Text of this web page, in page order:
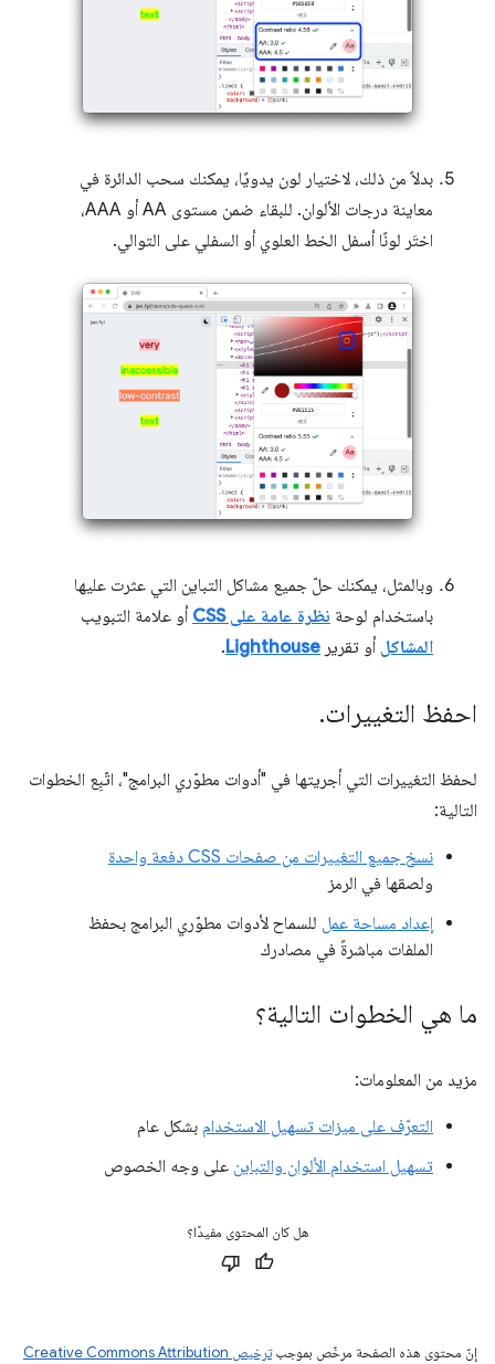
بدلاً من ذلك، لاختيار لون يدويًا، يمكنك سحب الدائرة في
معاينة درجات الألوان. للبقاء ضمن مستوى AA أو AAA،
اختَر لونًا أسفل الخط العلوي أو السفلي على التوالي.
وبالمثل، يمكنك حلّ جميع مشاكل التباين التي عثرت عليها
باستخدام لوحة نظرة عامة على CSS
أو علامة التبويب
المشاكل أو تقرير Lighthouse
.
احفظ التغييرات.
لحفظ التغييرات التي أجريتها في "أدوات مطوّري البرامج"، اتّبِع الخطوات
التالية:
نسخ جميع التغييرات من صفحات CSS دفعة واحدة
ولصقها في الرمز
إعداد مساحة عمل للسماح لأدوات مطوّري البرامج بحفظ
الملفات مباشرةً في مصادرك
ما هي الخطوات التالية؟
مزيد من المعلومات:
التعرّف على ميزات تسهيل الاستخدام بشكل عام
تسهيل استخدام الألوان والتباين على وجه الخصوص
هل كان المحتوى مفيدًا؟
إنّ محتوى هذه الصفحة مرخّص بموجب
ترخيص Creative Commons Attribution